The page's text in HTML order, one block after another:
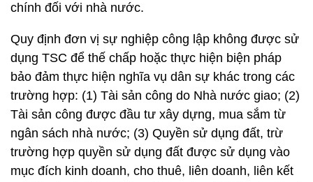
chính đối với nhà nước.
Quy định đơn vị sự nghiệp công lập không được sử
dụng TSC để thế chấp hoặc thực hiện biện pháp
bảo đảm thực hiện nghĩa vụ dân sự khác trong các
trường hợp: (1) Tài sản công do Nhà nước giao; (2)
Tài sản công được đầu tư xây dựng, mua sắm từ
ngân sách nhà nước; (3) Quyền sử dụng đất, trừ
trường hợp quyền sử dụng đất được sử dụng vào
mục đích kinh doanh, cho thuê, liên doanh, liên kết